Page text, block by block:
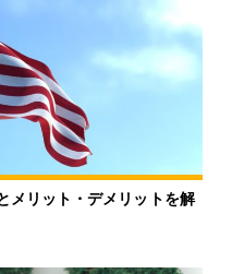
メリット・デメリットを解